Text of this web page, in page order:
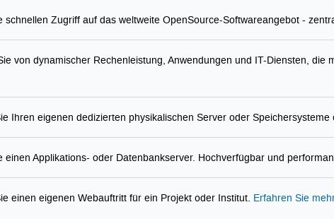
schnellen Zugriff auf das weltweite OpenSource-Softwareangebot -
von dynamischer Rechenleistung, Anwendungen und IT-Diensten, die
Ihren eigenen dedizierten physikalischen Server oder Speichersysteme
einen Applikations- oder Datenbankserver. Hochverfügbar und
einen eigenen Webauftritt für ein Projekt oder Institut. Erfahren Sie